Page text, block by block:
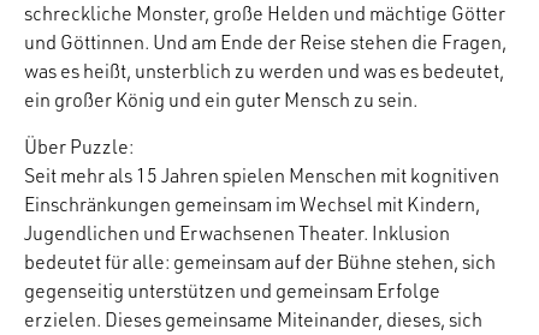
schreckliche Monster, große Helden und mächtige Götter
und Göttinnen. Und am Ende der Reise stehen die Fragen,
was es heißt, unsterblich zu werden und was es bedeutet,
ein großer König und ein guter Mensch zu sein.
Über Puzzle:
Seit mehr als 15 Jahren spielen Menschen mit kognitiven
Einschränkungen gemeinsam im Wechsel mit Kindern,
Jugendlichen und Erwachsenen Theater. Inklusion
bedeutet für alle: gemeinsam auf der Bühne stehen, sich
gegenseitig unterstützen und gemeinsam Erfolge
erzielen. Dieses gemeinsame Miteinander, dieses, sich